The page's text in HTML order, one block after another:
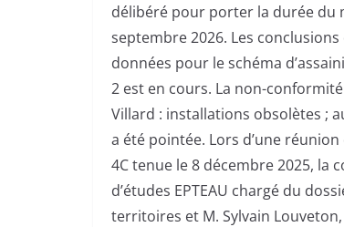
délibéré pour porter la durée du
septembre 2026. Les
données pour le schéma
2 est en cours. La non-
Villard : installations obsolètes ;
a été pointée. Lors d’une
4C tenue le 8 décembre 2025, la
d’études EPTEAU chargé du
territoires et M. Sylvain